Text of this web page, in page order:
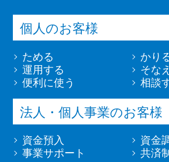
個人のお客様
ためる
かり
運用する
そな
便利に使う
相談
法人・個人事業のお客様
資金預入
資金
事業サポート
共済